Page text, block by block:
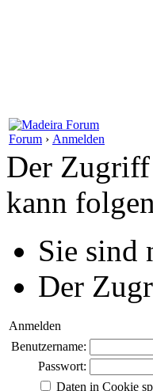
Forum › Anmelden
Der Zugriff
kann
Sie sind
Der
Anmelden
Benutzername:
Passwort:
Daten in Cookie